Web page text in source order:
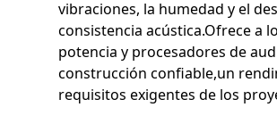
vibraciones, la humedad y el
consistencia acústica.Ofrece a
potencia y procesadores de
construcción confiable,un
requisitos exigentes de los